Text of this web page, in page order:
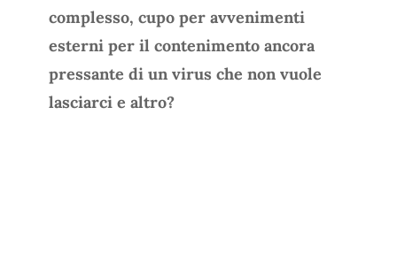
complesso, cupo per avvenimenti
esterni per il contenimento ancora
pressante di un virus che non vuole
lasciarci e altro?